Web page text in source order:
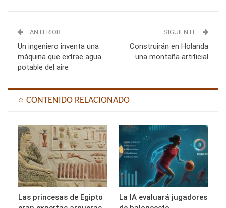
ANTERIOR
Un ingeniero inventa una
máquina que extrae agua
potable del aire
SIGUIENTE
Construirán en Holanda
una montaña artificial
⭐ CONTENIDO RELACIONADO
Las princesas de Egipto
La IA evaluará jugadores